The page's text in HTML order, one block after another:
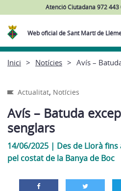
Atenció Ciutadana 972 443
Web oficial de Sant Martí de
Inici Notícies Avís –
Actualitat, Notícies
Avís – Batuda
senglars
14/06/2025 | Des de Llorà
pel costat de la Banya de Boc